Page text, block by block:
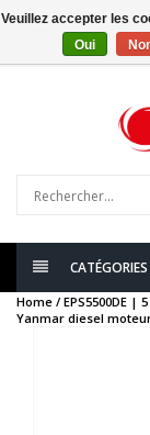
0articles
CATÉGORIES
Home / EPS5500DE |
Yanmar diesel
Veuillez accepter les
Oui